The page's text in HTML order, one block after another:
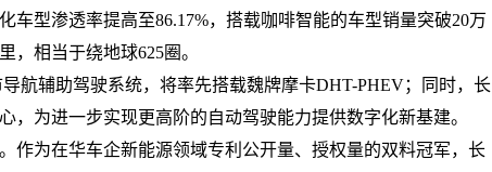
车型渗透率提高至86.17%，搭载咖啡智能的车型销量突破20万
，相当于绕地球625圈。
航辅助驾驶系统，将率先搭载魏牌摩卡DHT-PHEV；同时，长
为进一步实现更高阶的自动驾驶能力提供数字化新基建。
作为在华车企新能源领域专利公开量、授权量的双料冠军，长